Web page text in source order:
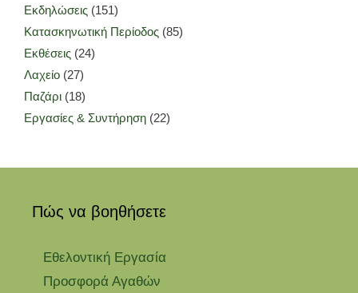
Εκδηλώσεις (151)
Κατασκηνωτική Περίοδος (85)
Εκθέσεις (24)
Λαχείο (27)
Παζάρι (18)
Εργασίες & Συντήρηση (22)
Πώς να βοηθήσετε
Εθελοντική Εργασία
Προσφορά Αγαθών